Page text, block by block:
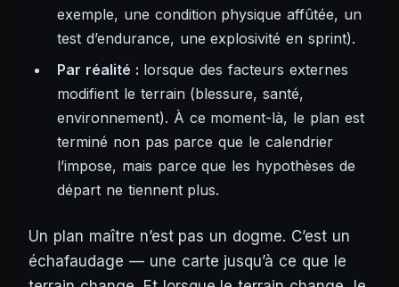
exemple, une condition physique affûtée, un
test d’endurance, une explosivité en sprint).
Par réalité : lorsque des facteurs externes
modifient le terrain (blessure, santé,
environnement). À ce moment-là, le plan est
terminé non pas parce que le calendrier
l’impose, mais parce que les hypothèses de
départ ne tiennent plus.
Un plan maître n’est pas un dogme. C’est un
échafaudage — une carte jusqu’à ce que le